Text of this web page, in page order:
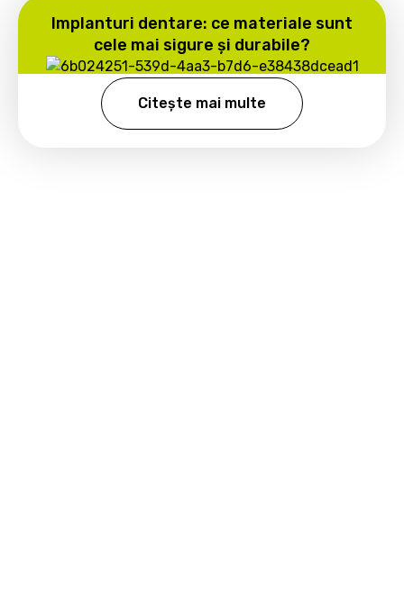
Implanturi dentare: ce materiale sunt
cele mai sigure și durabile?
Citește mai multe